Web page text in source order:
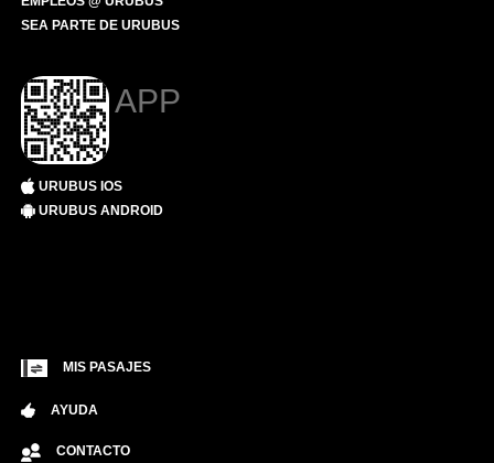
SEA PARTE DE URUBUS
APP
URUBUS IOS
URUBUS ANDROID
MIS PASAJES
AYUDA
CONTACTO